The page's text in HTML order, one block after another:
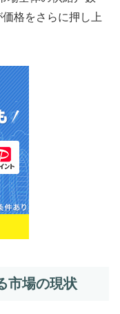
格をさらに押し上
市場の現状